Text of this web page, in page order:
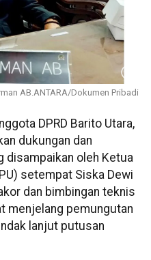
AB.ANTARA/Dokumen Pribadi
DPRD Barito Utara,
dukungan dan
disampaikan oleh Ketua
setempat Siska Dewi
dan bimbingan teknis
menjelang pemungutan
lanjut putusan